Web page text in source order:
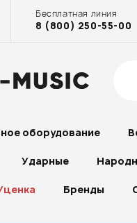
Бесплатная линия
8 (800) 250-55-00
оборудование
Ударные
Бренды